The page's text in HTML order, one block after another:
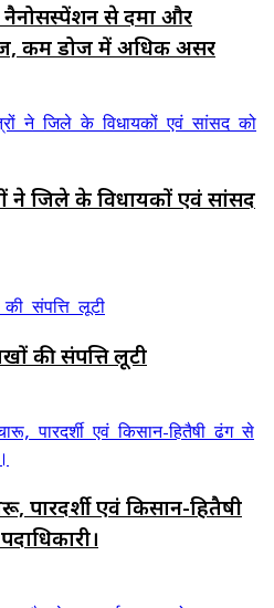
नैनोसस्पेंशन से दमा और
कम डोज में अधिक असर
ने जिले के विधायकों एवं सांसद
की संपत्ति लूटी
पारदर्शी एवं किसान-हितैषी